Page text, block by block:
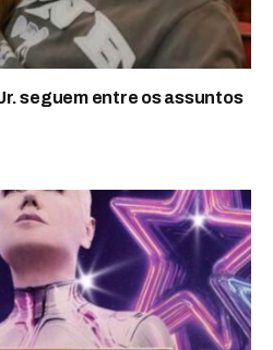
seguem entre os assuntos